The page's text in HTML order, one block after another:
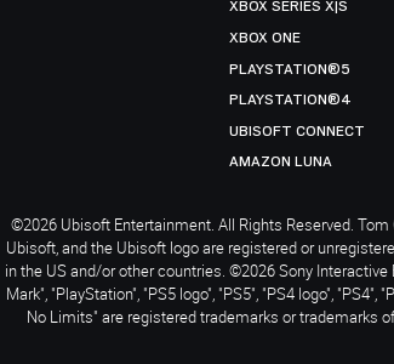
XBOX SERIES X|S
XBOX ONE
PLAYSTATION®5
PLAYSTATION®4
UBISOFT CONNECT
AMAZON LUNA
©2026 Ubisoft Entertainment. All Rights Reserved. Tom
Ubisoft, and the Ubisoft logo are registered or
in the US and/or other countries. ©2026 Sony
Mark", "PlayStation", "PS5 logo", "PS5", "PS4 logo",
No Limits" are registered trademarks or trademarks